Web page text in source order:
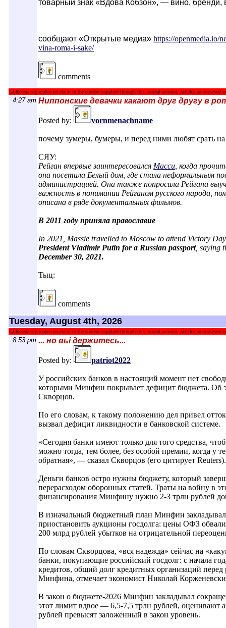
товарный знак «Вдова Кобзон», — вино, бренди,
cообщают «Открытые медиа» https://openmedia.io/
vina-roma-i-sake/
comments
LJ.Rossia.org makes no claim to the content supplied through this journal account. Articles are retrieved
4:27 am Ниппонские девачки какают друг другу в
Posted by: vornmenachname
почему зумеры, бумеры, и перед ними любят срать на
СЯУ:
Рейган впервые заинтересовался Масси , когда
она посетила Белый дом, где стала неформальным
администрацией. Она также попросила Рейгана
важность в понимании Рейганом русского народа,
описана в ряде документальных фильмов.
В 2011 году приняла православие
In 2021, Massie travelled to Moscow to attend Victory
President Vladimir Putin for a Russian passport, saying
December 30, 2021.
Тыц:
comments
Tuesday, August 4th, 2026
LJ.Rossia.org makes no claim to the content supplied through this journal account. Articles are retrieved
8:53 pm ... но вьі держитесь...
Posted by: patriot2022
У российских банков в настоящий момент нет
которыми Минфин покрывает дефицит бюджета. Об
Скворцов.
По его словам, к такому положению дел привел
вызвал дефицит ликвидности в банковской системе.
«Сегодня банки имеют ‌только для того средства,
можно тогда, тем более, без особой премии, когда у
обратная», — сказал Скворцов (его цитирует Reuters).
Деньги банков остро нужны бюджету, который
перерасходом оборонных статей. Траты на войну в
финансирования Минфину нужно 2-3 трлн рублей
В изначальный бюджетный план Минфин
приостановить аукционы госдолга: цены ОФЗ
200 млрд рублей убытков на отрицательной
По словам Скворцова, «вся надежда» сейчас на
банки, покупающие российский госдолг: с начала
кредитов, общий долг кредитных организаций
Минфина, отмечает экономист Николай
В закон о бюджете-2026 Минфин закладывал
этот лимит вдвое — 6,5-7,5 трлн рублей, оценивают
рублей превысят заложенный в закон уровень.